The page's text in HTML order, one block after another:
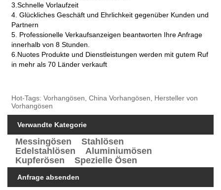
3.Schnelle Vorlaufzeit
4. Glückliches Geschäft und Ehrlichkeit gegenüber Kunden und
Partnern
5. Professionelle Verkaufsanzeigen beantworten Ihre Anfrage
innerhalb von 8 Stunden.
6.Nuotes Produkte und Dienstleistungen werden mit gutem Ruf
in mehr als 70 Länder verkauft
Hot-Tags: Vorhangösen, China Vorhangösen, Hersteller von
Vorhangösen
Verwandte Kategorie
Messingösen
Stahlösen
Edelstahlösen
Aluminiumösen
Kupferösen
Spezielle Ösen
Anfrage absenden